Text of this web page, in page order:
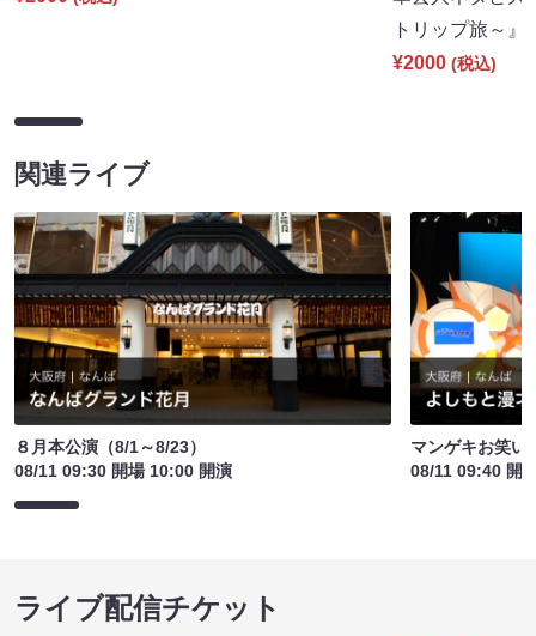
トリップ旅～
¥2000 (税込)
関連ライブ
８月本公演（8/1～8/23）
08/11 09:30 開場 10:00 開演
マンゲキお笑い
08/11 09:40 開
ライブ配信チケット